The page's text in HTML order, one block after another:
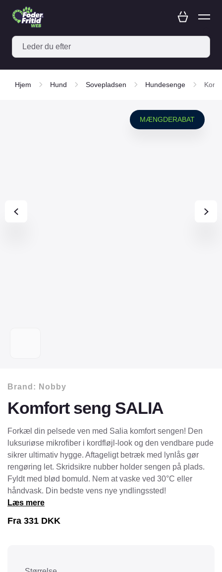
Hjem Hund Sovepladsen Hundesenge
MÆNGDERABAT
Brand: Nobby
Komfort seng SALIA
Forkæl din pelsede ven med Salia komfort sengen! Den
luksuriøse mikrofiber i kordfløjl-look og den vendbare pude
sikrer ultimativ hygge. Aftageligt betræk med lynlås gør
rengøring let. Skridsikre nubber holder sengen på plads.
Fyldt med blød bomuld. Nem at vaske ved 30°C eller
håndvask. Din bedste vens nye yndlingssted!
Læs mere
Fra 331 DKK